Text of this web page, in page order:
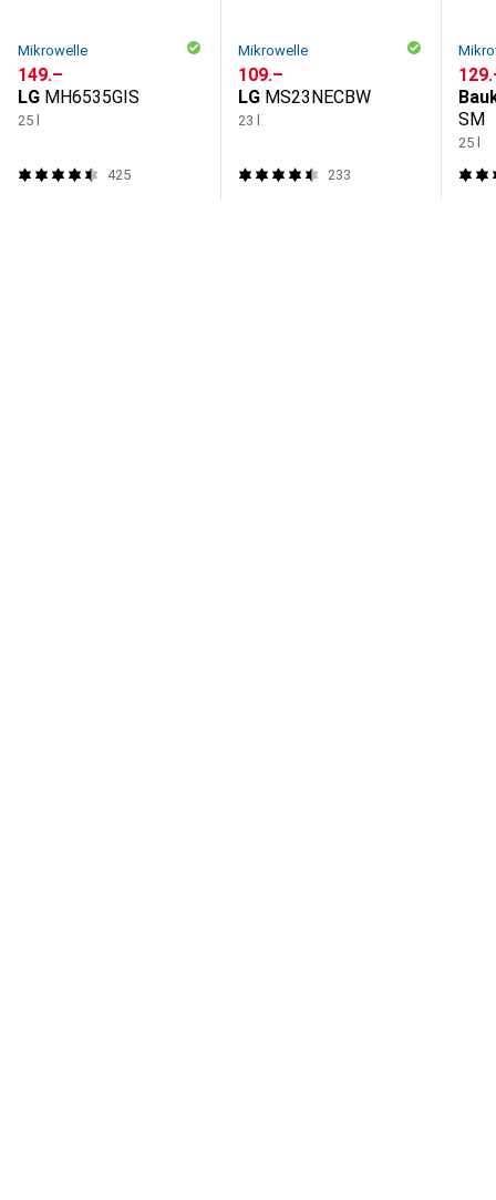
Mikrowelle
CHF
149.–
LG MH6535GIS
25 l
425
Mikrowelle
CHF
109.–
LG MS23NECBW
23 l
233
CHF
SM
25 l